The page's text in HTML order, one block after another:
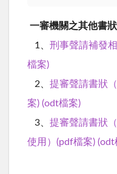
一審機關之其他書
1、 刑事聲請補發
檔案)
2、 提審聲請書狀
案) (odt檔案)
3、 提審聲請書狀
使用）(pdf檔案) (odt